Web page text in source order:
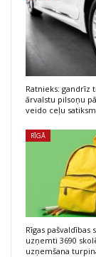
Ratnieks: gandrīz
ārvalstu pilsoņu
veido ceļu
RĪGĀ
Rīgas pašvaldības
uzņemti 3690
uzņemšana